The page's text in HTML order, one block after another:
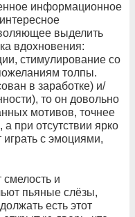
информационное
выделить
вдохновения:
стимулирование со
толпы.
в заработке) и/
то он довольно
мотивов, точнее
при отсутствии ярко
с эмоциями,
и
пьяные слёзы,
есть этот